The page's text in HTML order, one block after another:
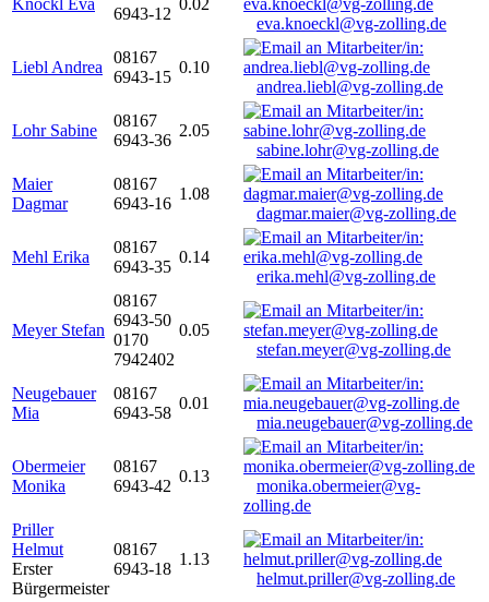
Knöckl Eva
6943-12
0.02
eva.knoeckl@vg-zolling.de
Liebl Andrea
08167
6943-15
0.10
andrea.liebl@vg-zolling.de
Lohr Sabine
08167
6943-36
2.05
sabine.lohr@vg-zolling.de
Maier
Dagmar
08167
6943-16
1.08
dagmar.maier@vg-zolling.de
Mehl Erika
08167
6943-35
0.14
erika.mehl@vg-zolling.de
Meyer Stefan
08167
6943-50
0170
7942402
0.05
stefan.meyer@vg-zolling.de
Neugebauer
Mia
08167
6943-58
0.01
mia.neugebauer@vg-zolling.de
Obermeier
Monika
08167
6943-42
0.13
monika.obermeier@vg-
zolling.de
Priller
Helmut
Erster
Bürgermeister
08167
6943-18
1.13
helmut.priller@vg-zolling.de